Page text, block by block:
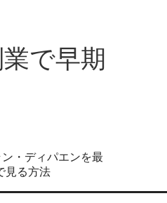
で早期
・ディパエンを最
見る方法